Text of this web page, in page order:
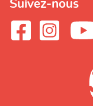
Suivez-nous